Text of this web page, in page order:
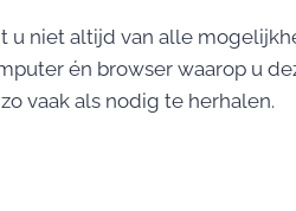
niet altijd van alle
én browser waarop u
vaak als nodig te herhalen.